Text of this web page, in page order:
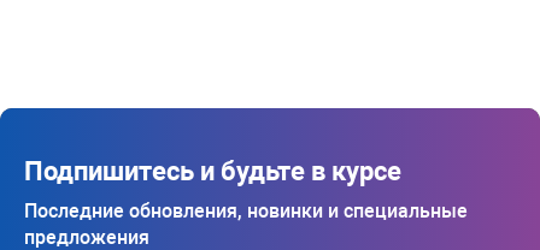
Подпишитесь и будьте в курсе
Последние обновления, новинки и специальные
предложения